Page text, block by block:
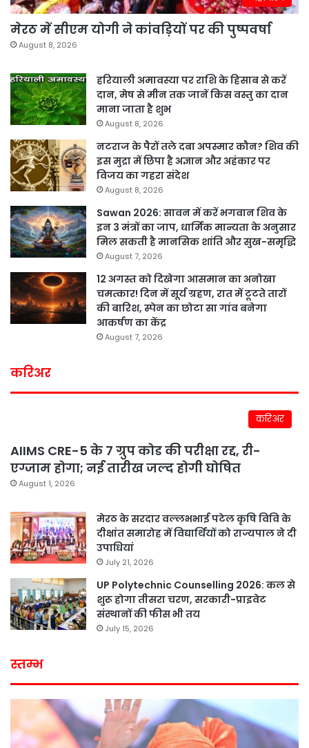
मेरठ में सीएम योगी ने कांवड़ियों पर की पुष्पवर्षा
August 8, 2026
हरियाली अमावस्या पर राशि के हिसाब से करें
दान, मेष से मीन तक जानें किस वस्तु का दान
माना जाता है शुभ
August 8, 2026
नटराज के पैरों तले दबा अपस्मार कौन? शिव की
इस मुद्रा में छिपा है अज्ञान और अहंकार पर
विजय का गहरा संदेश
August 8, 2026
Sawan 2026: सावन में करें भगवान शिव के
इन 3 मंत्रों का जाप, धार्मिक मान्यता के अनुसार
मिल सकती है मानसिक शांति और सुख-समृद्धि
August 7, 2026
12 अगस्त को दिखेगा आसमान का अनोखा
चमत्कार! दिन में सूर्य ग्रहण, रात में टूटते तारों
की बारिश, स्पेन का छोटा सा गांव बनेगा
आकर्षण का केंद्र
August 7, 2026
करिअर
करिअर
AIIMS CRE-5 के 7 ग्रुप कोड की परीक्षा रद्द, री-
एग्जाम होगा; नई तारीख जल्द होगी घोषित
August 1, 2026
मेरठ के सरदार वल्लभभाई पटेल कृषि विवि के
दीक्षांत समारोह में विद्यार्थियों को राज्यपाल ने दी
उपाधियां
July 21, 2026
UP Polytechnic Counselling 2026: कल से
शुरू होगा तीसरा चरण, सरकारी-प्राइवेट
संस्थानों की फीस भी तय
July 15, 2026
स्तम्भ